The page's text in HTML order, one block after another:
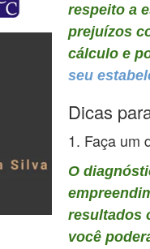
respeito a
prejuízos
cálculo e
seu
Dicas
1. Faça um
O
resultados
você